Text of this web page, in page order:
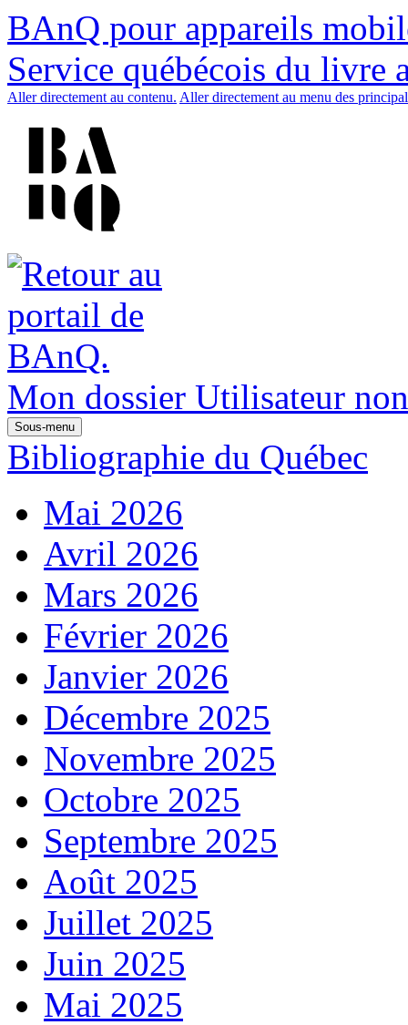
BAnQ pour appareils
Service québécois du livre
Aller directement au contenu. Aller directement au menu des
Mon dossier Utilisateur
Sous-menu
Bibliographie du Québec
Mai 2026
Avril 2026
Mars 2026
Février 2026
Janvier 2026
Décembre 2025
Novembre 2025
Octobre 2025
Septembre 2025
Août 2025
Juillet 2025
Juin 2025
Mai 2025